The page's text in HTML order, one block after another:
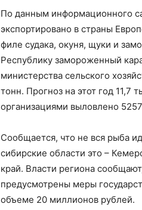
По данным информационного
экспортировано в страны
филе судака, окуня, щуки и
Республику замороженный
министерства сельского
тонн. Прогноз на этот год 11,7
организациями выловлено
Сообщается, что не вся рыба
сибирские области это –
край. Власти региона
предусмотрены меры
объеме 20 миллионов рублей.